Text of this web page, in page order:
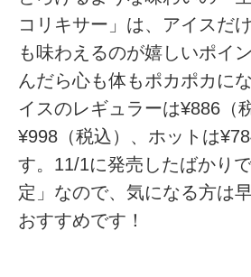
コリキサー」は、アイスだ
も味わえるのが嬉しいポイ
んだら心も体もポカポカに
イスのレギュラーは¥886（
¥998（税込）、ホットは
す。11/1に発売したばかり
定」なので、気になる方は
おすすめです！